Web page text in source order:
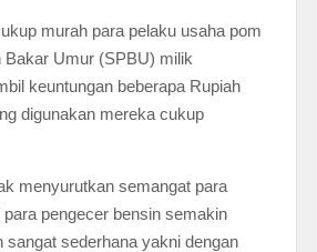
murah para pelaku usaha pom
Bakar Umur (SPBU) milik
keuntungan beberapa Rupiah
digunakan mereka cukup
menyurutkan semangat para
pengecer bensin semakin
sangat sederhana yakni dengan